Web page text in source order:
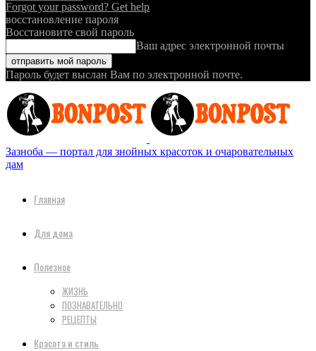
Forgot your password? Get help
восстановление пароля
Восстановите свой пароль
Ваш адрес электронной почты
Пароль будет выслан Вам по электронной почте.
Зазноба — портал для знойных красоток и очаровательных
дам
Главная
Для дома
Полезное
ЖИЗНЬ
ПОЗНАВАТЕЛЬНО
РЕЦЕПТЫ
Красота и стиль